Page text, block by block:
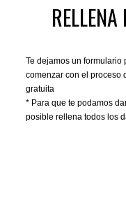
Te dejamos un
comenzar con el proceso
gratuita
* Para que te podamos
posible rellena todos los